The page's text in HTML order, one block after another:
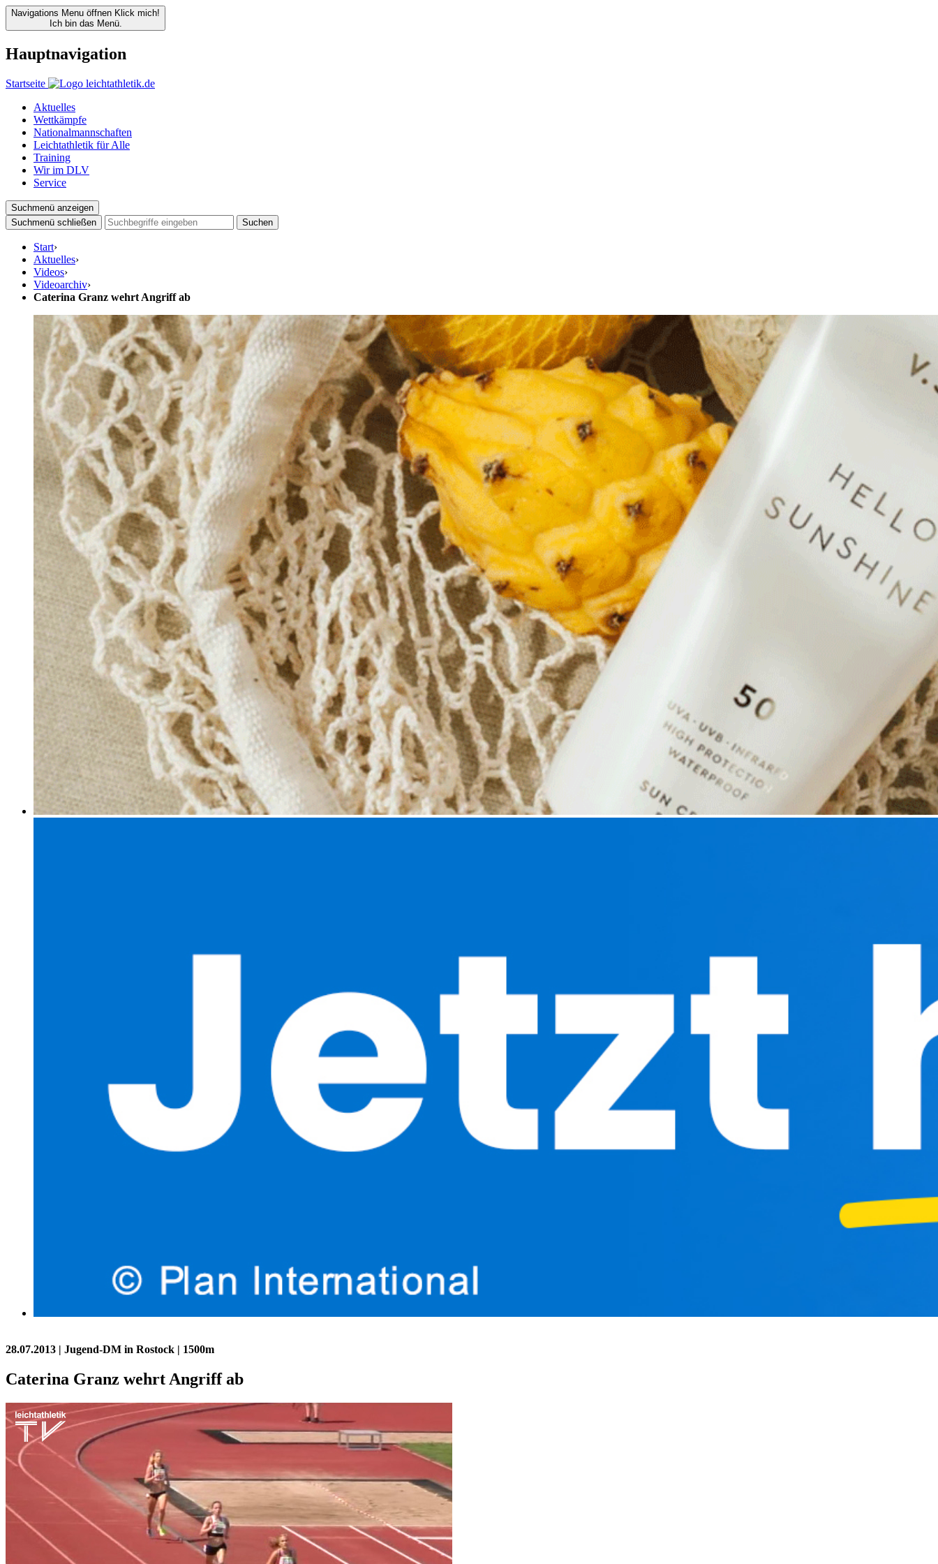
Navigations Menu öffnen Klick mich!
Ich bin das Menü.
Hauptnavigation
Startseite
Aktuelles
Wettkämpfe
Nationalmannschaften
Leichtathletik für Alle
Training
Wir im DLV
Service
Suchmenü anzeigen
Suchmenü schließen
Suchen
Start›
Aktuelles›
Videos›
Videoarchiv›
Caterina Granz wehrt Angriff ab
28.07.2013 | Jugend-DM in Rostock | 1500m
Caterina Granz wehrt Angriff ab